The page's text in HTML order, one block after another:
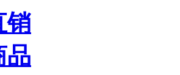
销
品